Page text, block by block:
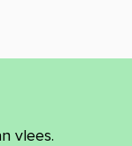
vlees.